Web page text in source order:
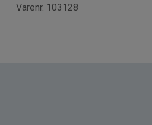
Varenr. 103128